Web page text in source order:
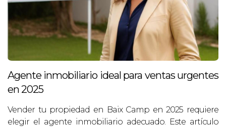
Agente inmobiliario ideal para ventas urgentes
en 2025
Vender tu propiedad en Baix Camp en 2025 requiere
elegir el agente inmobiliario adecuado. Este artículo